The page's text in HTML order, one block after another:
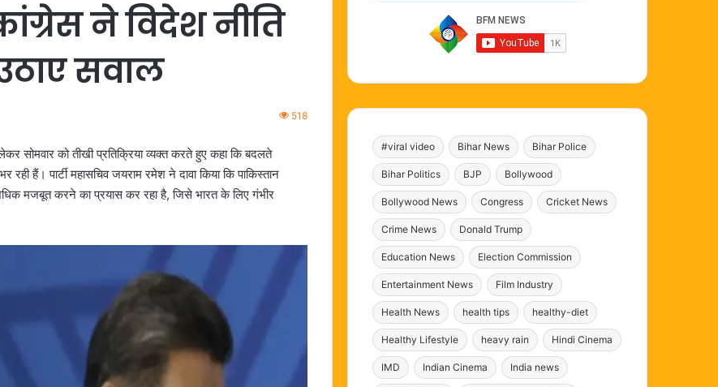
ने विदेश नीति
सवाल
518
सोमवार को तीखी प्रतिक्रिया व्यक्त करते हुए कहा कि बदलते
हैं। पार्टी महासचिव जयराम रमेश ने दावा किया कि पाकिस्तान
मजबूत करने का प्रयास कर रहा है, जिसे भारत के लिए गंभीर
#viral video Bihar News Bihar Police
Bihar Politics BJP Bollywood
Bollywood News Congress Cricket News
Crime News Donald Trump
Education News Election Commission
Entertainment News Film Industry
Health News health tips healthy-diet
Healthy Lifestyle heavy rain Hindi Cinema
IMD Indian Cinema India news